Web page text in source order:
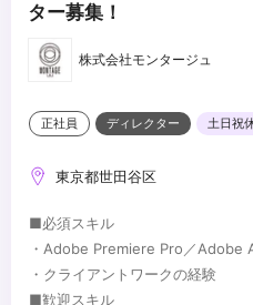
ター募集！
株式会社モンタージュ
正社員 ディレクター 土日祝
東京都世田谷区
■必須スキル
・Adobe Premiere Pro／Adobe
・クライアントワークの経験
■歓迎スキル